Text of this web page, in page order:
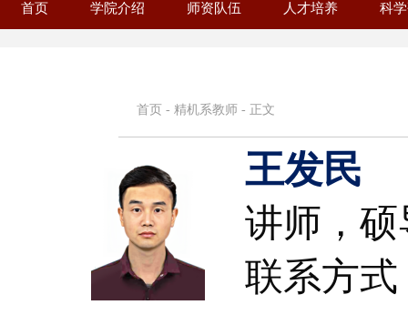
首页 学院介绍 师资队伍 人才培养 科
首页 - 精机系教师 - 正文
王发民
讲师 ， 硕
联系方式